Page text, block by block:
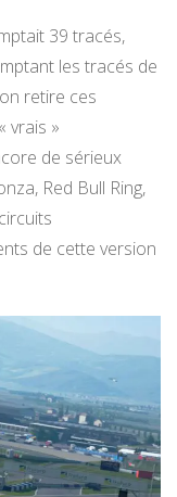
39 tracés,
les tracés de
retire ces
vrais »
de sérieux
Red Bull Ring,
de cette version